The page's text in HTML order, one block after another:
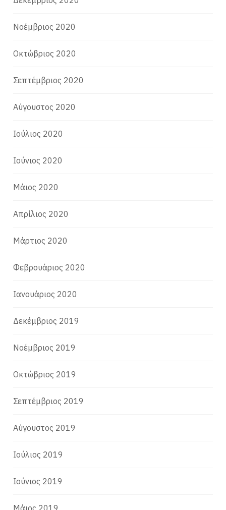
Νοέμβριος 2020
Οκτώβριος 2020
Σεπτέμβριος 2020
Αύγουστος 2020
Ιούλιος 2020
Ιούνιος 2020
Μάιος 2020
Απρίλιος 2020
Μάρτιος 2020
Φεβρουάριος 2020
Ιανουάριος 2020
Δεκέμβριος 2019
Νοέμβριος 2019
Οκτώβριος 2019
Σεπτέμβριος 2019
Αύγουστος 2019
Ιούλιος 2019
Ιούνιος 2019
Μάιος 2019